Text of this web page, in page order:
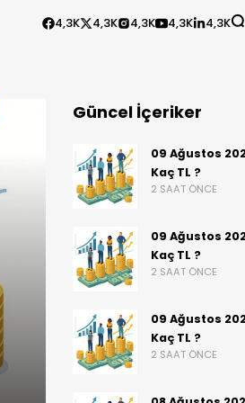
4,3K 4,3K 4,3K 4,3K 4,3K
Güncel İçeriker
09 Ağustos
Kaç TL ?
2 SAAT ÖNCE
09 Ağustos
Kaç TL ?
2 SAAT ÖNCE
09 Ağustos
Kaç TL ?
2 SAAT ÖNCE